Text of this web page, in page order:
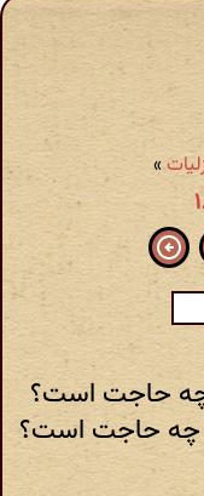
»
حاجت است؟
چه حاجت است؟